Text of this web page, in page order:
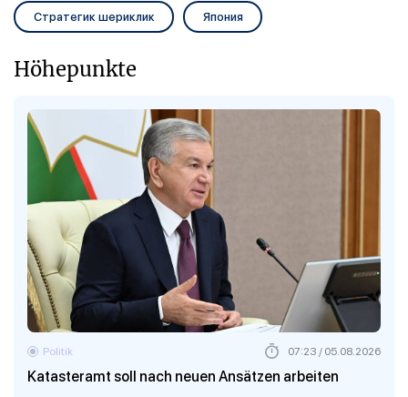
Стратегик шериклик Япония
Höhepunkte
Katasteramt soll nach neuen Ansätzen arbeiten
Politik 07:23 / 05.08.2026